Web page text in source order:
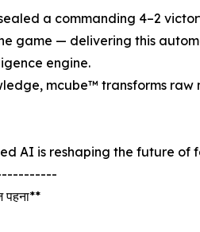
a commanding 4–2
game — delivering this
engine.
mcube™ transforms raw
AI is reshaping the future of
पहना**